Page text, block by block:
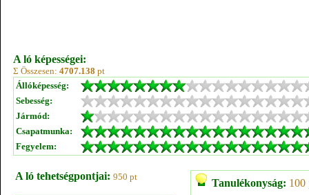
A ló képességei:
Σ Összesen: 4707.138 pt
Állóképesség:
Sebesség:
Jármód:
Csapatmunka:
Fegyelem:
A ló tehetségpontjai: 950 pt
Tanulékonyság: 100